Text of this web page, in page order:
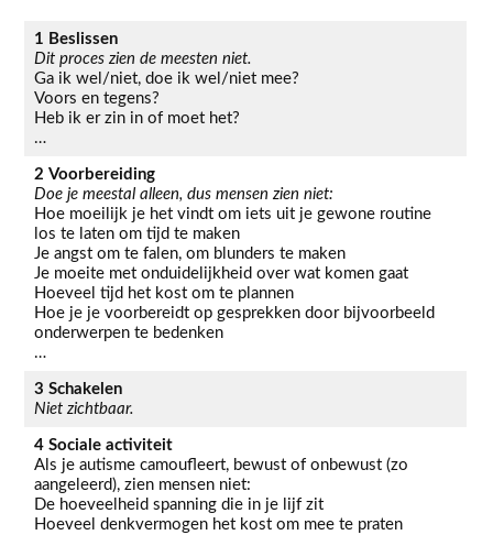
1 Beslissen
Dit proces zien de meesten niet.
Ga ik wel/niet, doe ik wel/niet mee?
Voors en tegens?
Heb ik er zin in of moet het?
…
2 Voorbereiding
Doe je meestal alleen, dus mensen zien niet:
Hoe moeilijk je het vindt om iets uit je gewone routine
los te laten om tijd te maken
Je angst om te falen, om blunders te maken
Je moeite met onduidelijkheid over wat komen gaat
Hoeveel tijd het kost om te plannen
Hoe je je voorbereidt op gesprekken door bijvoorbeeld
onderwerpen te bedenken
…
3 Schakelen
Niet zichtbaar.
4 Sociale activiteit
Als je autisme camoufleert, bewust of onbewust (zo
aangeleerd), zien mensen niet:
De hoeveelheid spanning die in je lijf zit
Hoeveel denkvermogen het kost om mee te praten